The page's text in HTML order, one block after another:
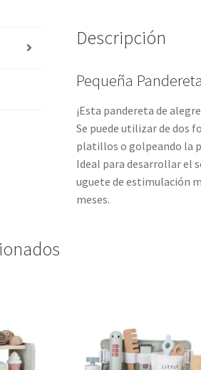
Descripción
Pequeña
¡Esta pandereta de
Se puede utilizar de dos
platillos o golpeando la
Ideal para desarrollar el
uguete de estimulación
meses.